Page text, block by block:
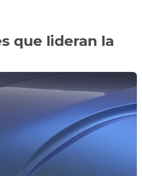
que lideran la